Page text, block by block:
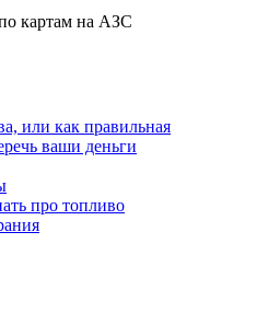
картам на АЗС
или как правильная
ваши деньги
про топливо